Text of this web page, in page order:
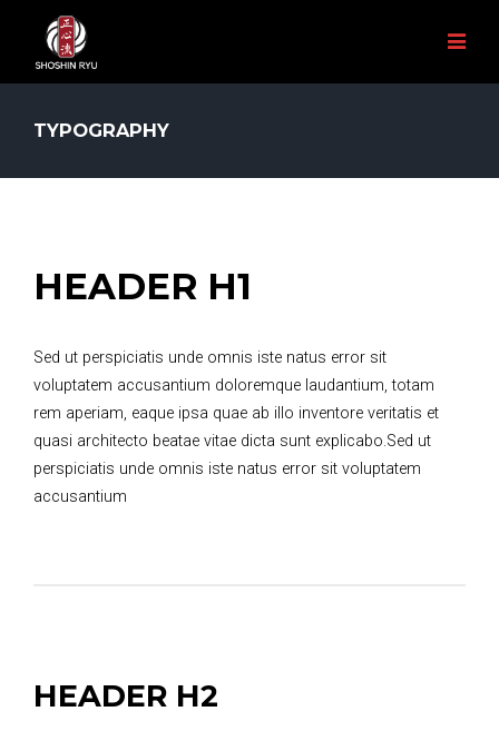
TYPOGRAPHY
HEADER H1
Sed ut perspiciatis unde omnis iste natus error sit
voluptatem accusantium doloremque laudantium, totam
rem aperiam, eaque ipsa quae ab illo inventore veritatis et
quasi architecto beatae vitae dicta sunt explicabo.Sed ut
perspiciatis unde omnis iste natus error sit voluptatem
accusantium
HEADER H2